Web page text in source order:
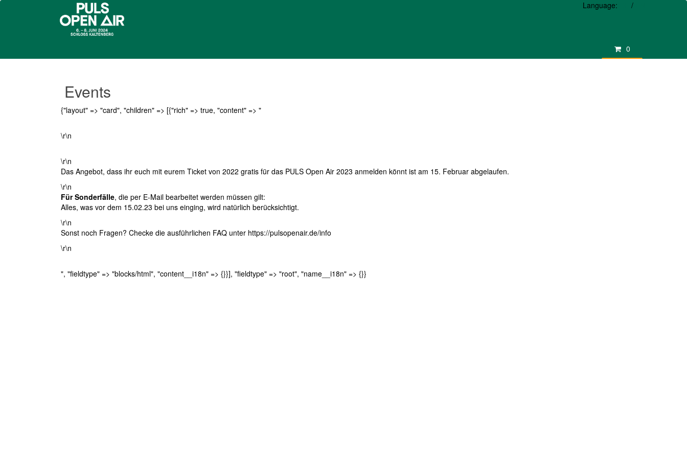
Language: /
0
Events
{"layout" => "card", "children" => [{"rich" => true, "content" => "
\r\n
\r\n
Das Angebot, dass ihr euch mit eurem Ticket von 2022 gratis für das PULS Open Air 2023 anmelden könnt ist am 15. Februar abgelaufen.
\r\n
Für Sonderfälle, die per E-Mail bearbeitet werden müssen gilt:
Alles, was vor dem 15.02.23 bei uns einging, wird natürlich berücksichtigt.
\r\n
Sonst noch Fragen? Checke die ausführlichen FAQ unter https://pulsopenair.de/info
\r\n
", "fieldtype" => "blocks/html", "content__i18n" => {}}], "fieldtype" => "root", "name__i18n" => {}}